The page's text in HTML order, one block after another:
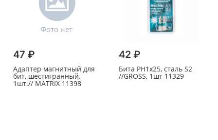
47 ₽
Адаптер магнитный для
бит, шестигранный.
1шт.// MATRIX 11398
42 ₽
Бита PH1х25, сталь S2
//GROSS, 1шт 11329